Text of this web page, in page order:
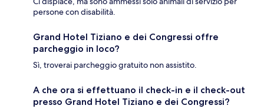
persone con disabilità.
Grand Hotel Tiziano e dei Congressi offre
parcheggio in loco?
Sì, troverai parcheggio gratuito non assistito.
A che ora si effettuano il check-in e il check-out
presso Grand Hotel Tiziano e dei Congressi?